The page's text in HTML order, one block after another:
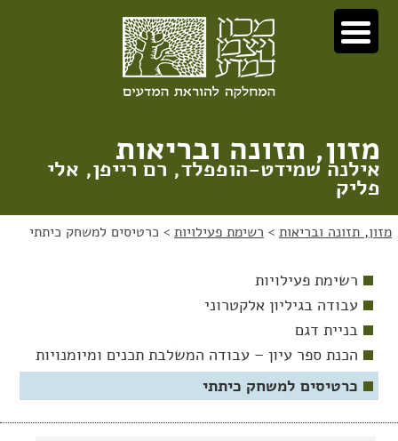
דלג
לתוכן
דלג
לניווט
מזון, תזונה ובריאות
אילנה שמידט-הופפלד, רם רייפן, אלי
פליק
מזון, תזונה ובריאות > רשימת פעילויות > כרטיסים למשחק כיתתי
רשימת פעילויות
עבודה בגיליון אלקטרוני
בניית דגם
הכנת ספר עיון – עבודה המשלבת תכנים ומיומנויות
כרטיסים למשחק כיתתי